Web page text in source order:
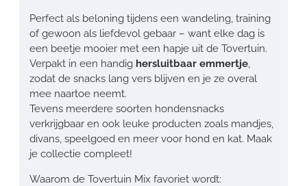
Perfect als beloning tijdens een wandeling, training
of gewoon als liefdevol gebaar – want elke dag is
een beetje mooier met een hapje uit de Tovertuin.
Verpakt in een handig hersluitbaar emmertje,
zodat de snacks lang vers blijven en je ze overal
mee naartoe neemt.
Tevens meerdere soorten hondensnacks
verkrijgbaar en ook leuke producten zoals mandjes,
divans, speelgoed en meer voor hond en kat. Maak
je collectie compleet!
Waarom de Tovertuin Mix favoriet wordt: